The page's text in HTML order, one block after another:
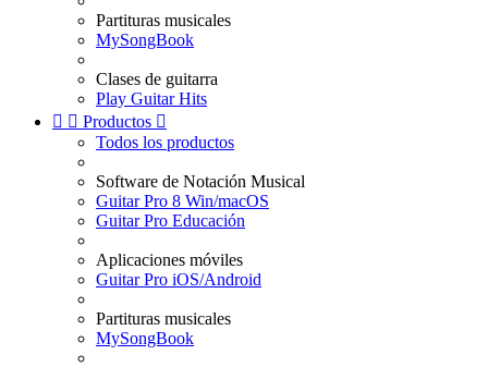
Partituras musicales
MySongBook
Clases de guitarra
Play Guitar Hits
  Productos 
Todos los productos
Software de Notación Musical
Guitar Pro 8 Win/macOS
Guitar Pro Educación
Aplicaciones móviles
Guitar Pro iOS/Android
Partituras musicales
MySongBook